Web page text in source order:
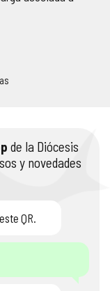
de la Diócesis
y novedades
este QR.